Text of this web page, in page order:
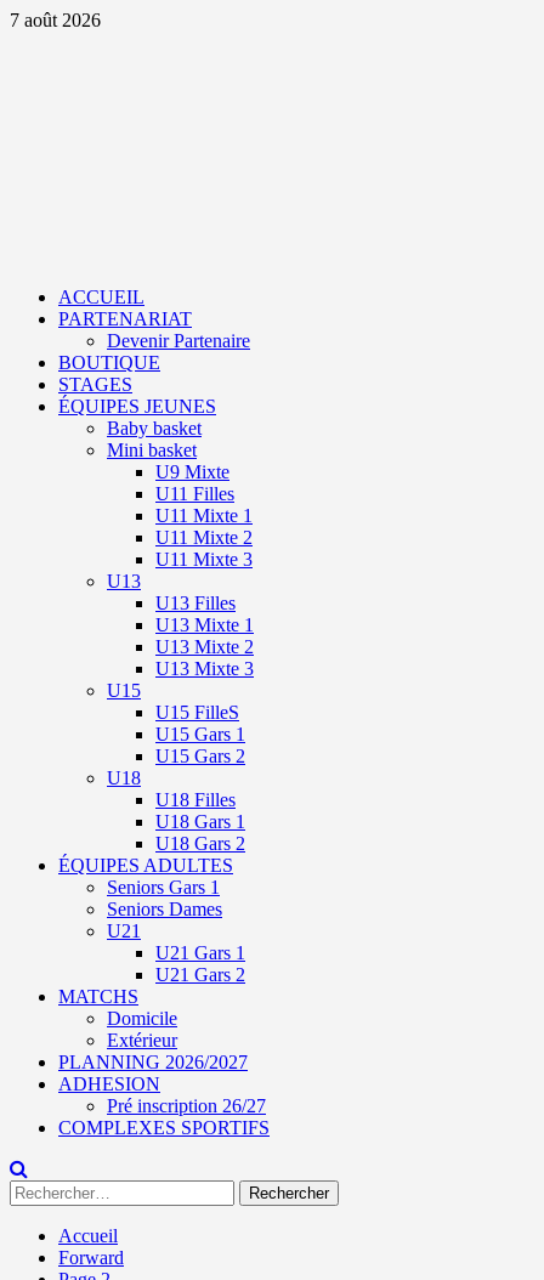
Aller
7 août 2026
ACCUEIL
PARTENARIAT
Devenir Partenaire
BOUTIQUE
STAGES
ÉQUIPES JEUNES
Baby basket
Mini basket
U9 Mixte
U11 Filles
U11 Mixte 1
U11 Mixte 2
U11 Mixte 3
U13
U13 Filles
U13 Mixte 1
U13 Mixte 2
U13 Mixte 3
U15
U15 FilleS
U15 Gars 1
U15 Gars 2
U18
U18 Filles
U18 Gars 1
U18 Gars 2
ÉQUIPES ADULTES
Seniors Gars 1
Seniors Dames
U21
U21 Gars 1
U21 Gars 2
MATCHS
Domicile
Extérieur
PLANNING 2026/2027
ADHESION
Pré inscription 26/27
COMPLEXES SPORTIFS
Rechercher :
Accueil
Forward